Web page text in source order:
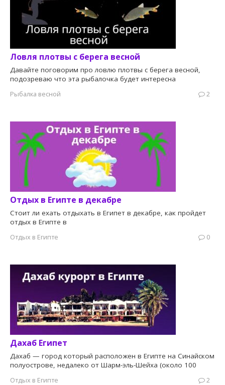
Ловля плотвы с берега весной
Давайте поговорим про ловлю плотвы с берега весной,
подозреваю что эта рыбалочка будет интересна
Рыбалка весной
2
Отдых в Египте в декабре
Стоит ли ехать отдыхать в Египет в декабре, как пройдет
отдых в Египте в
Отдых в Египте
0
Дахаб Египет
Дахаб — город который расположен в Египте на Синайском
полуострове, недалеко от Шарм-эль-Шейха (около 100
Отдых в Египте
2